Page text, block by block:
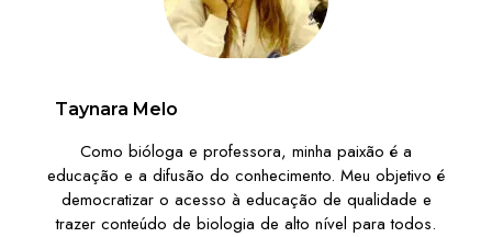
Taynara Melo
Como bióloga e professora, minha paixão é a
educação e a difusão do conhecimento. Meu objetivo é
democratizar o acesso à educação de qualidade e
trazer conteúdo de biologia de alto nível para todos.